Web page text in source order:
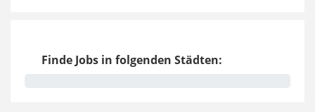
Finde Jobs in folgenden Städten: